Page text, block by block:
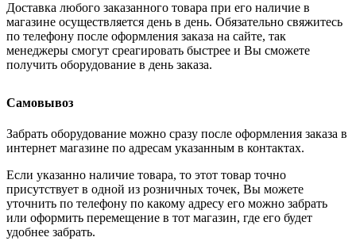
Доставка любого заказанного товара при его наличие в
магазине осуществляется день в день. Обязательно свяжитесь
по телефону после оформления заказа на сайте, так
менеджеры смогут среагировать быстрее и Вы сможете
получить оборудование в день заказа.
Самовывоз
Забрать оборудование можно сразу после оформления заказа в
интернет магазине по адресам указанным в контактах.
Если указанно наличие товара, то этот товар точно
присутствует в одной из розничных точек, Вы можете
уточнить по телефону по какому адресу его можно забрать
или оформить перемещение в тот магазин, где его будет
удобнее забрать.